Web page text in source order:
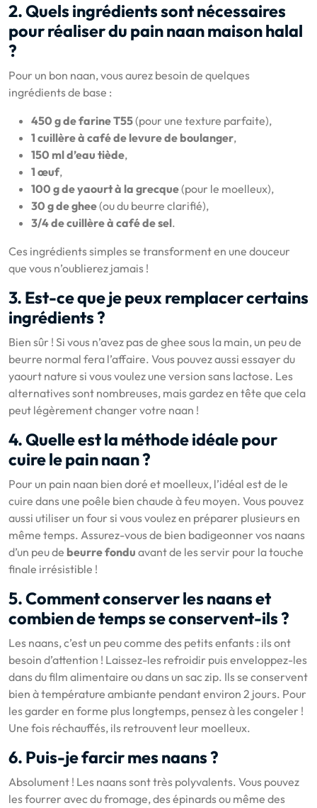
2. Quels ingrédients sont nécessaires
pour réaliser du pain naan maison halal
?
Pour un bon naan, vous aurez besoin de quelques
ingrédients de base :
450 g de farine T55(pour une texture parfaite),
1 cuillère à café de levure de boulanger,
150 ml d’eau tiède,
1 œuf,
100 g de yaourt à la grecque(pour le moelleux),
30 g de ghee(ou du beurre clarifié),
3/4 de cuillère à café de sel.
Ces ingrédients simples se transforment en une douceur
que vous n’oublierez jamais !
3. Est-ce que je peux remplacer certains
ingrédients ?
Bien sûr ! Si vous n’avez pas de ghee sous la main, un peu de
beurre normal fera l’affaire. Vous pouvez aussi essayer du
yaourt nature si vous voulez une version sans lactose. Les
alternatives sont nombreuses, mais gardez en tête que cela
peut légèrement changer votre naan !
4. Quelle est la méthode idéale pour
cuire le pain naan ?
Pour un pain naan bien doré et moelleux, l’idéal est de le
cuire dans une poêle bien chaude à feu moyen. Vous pouvez
aussi utiliser un four si vous voulez en préparer plusieurs en
même temps. Assurez-vous de bien badigeonner vos naans
d’un peu de beurre fondu avant de les servir pour la touche
finale irrésistible !
5. Comment conserver les naans et
combien de temps se conservent-ils ?
Les naans, c’est un peu comme des petits enfants : ils ont
besoin d’attention ! Laissez-les refroidir puis enveloppez-les
dans du film alimentaire ou dans un sac zip. Ils se conservent
bien à température ambiante pendant environ 2 jours. Pour
les garder en forme plus longtemps, pensez à les congeler !
Une fois réchauffés, ils retrouvent leur moelleux.
6. Puis-je farcir mes naans ?
Absolument ! Les naans sont très polyvalents. Vous pouvez
les fourrer avec du fromage, des épinards ou même des